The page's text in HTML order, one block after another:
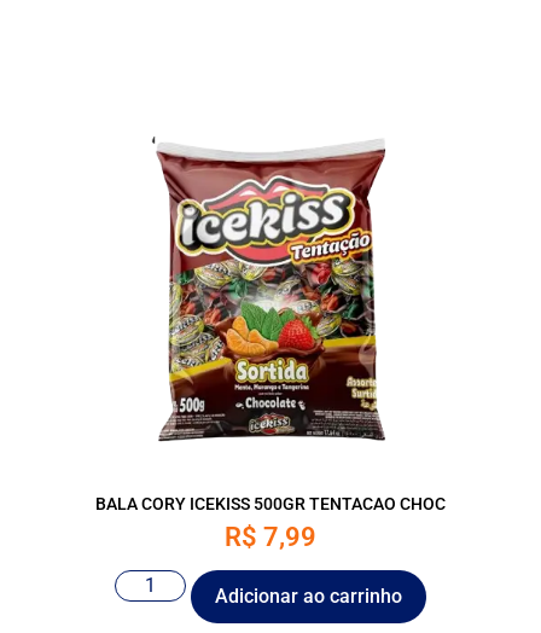
BALA CORY ICEKISS 500GR TENTACAO CHOC
R$ 7,99
Adicionar ao carrinho